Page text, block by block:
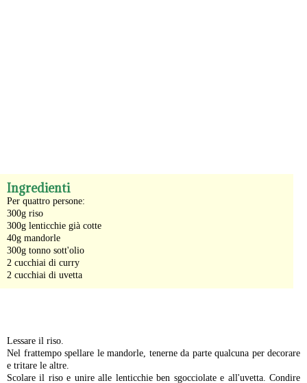
Ingredienti
Per quattro persone:
300g riso
300g lenticchie già cotte
40g mandorle
300g tonno sott'olio
2 cucchiai di curry
2 cucchiai di uvetta
Lessare il riso.
Nel frattempo spellare le mandorle, tenerne da parte qualcuna per decorare
e tritare le altre.
Scolare il riso e unire alle lenticchie ben sgocciolate e all'uvetta. Condire